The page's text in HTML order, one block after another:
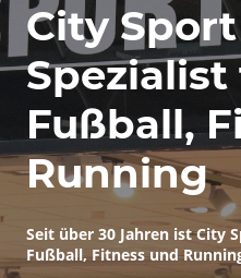
City
Spezialist
Fußball,
Running
Seit über 30 Jahren ist City
Fußball, Fitness und